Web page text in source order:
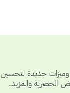
وميزات جديدة لتحسين
الحصرية والمزيد.